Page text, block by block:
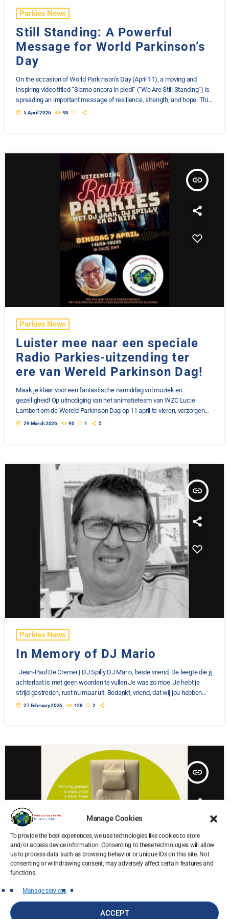
Manage Cookies
To provide the best experiences, we use technologies like cookies to store
and/or access device information. Consenting to these technologies will allow
us to process data such as browsing behavior or unique IDs on this site. Not
consenting or withdrawing consent, may adversely affect certain features and
functions.
Manage services
ACCEPT
Parkies News
Still Standing: A Powerful
Message for World Parkinson’s
Day
On the occasion of World Parkinson’s Day (April 11), a moving and
inspiring video titled “Siamo ancora in piedi” (“We Are Still Standing”) is
spreading an important message of resilience, strength, and hope. This
video highlights the daily reality of people living with Parkinson’s
today 5 April 2026 93
insert_link
Parkies News
Luister mee naar een speciale
Radio Parkies-uitzending ter
ere van Wereld Parkinson Dag!
Maak je klaar voor een fantastische namiddag vol muziek en
gezelligheid! Op uitnodiging van het animatieteam van WZC Lucie
Lambert om de Wereld Parkinson Dag op 11 april te vieren, verzorgen
wij een speciale live-opname en uitzending van Radio Parkies. Onze
today 29 March 2026 90 1 5
insert_link
Parkies News
In Memory of DJ Mario
Jean-Paul De Cremer | DJ Spilly DJ Mario, beste vriend, De leegte die jij
achterlaat is met geen woorden te vullen.Je was zo moe. Je hebt je
strijd gestreden, rust nu maar uit. Bedankt, vriend, dat wij jou hebben
mogen kennen.Dankjewel voor je lach, dankjewel voor je steun,
today 27 February 2026 128 2
insert_link